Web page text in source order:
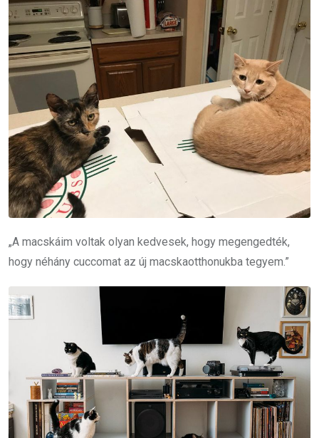
„A macskáim voltak olyan kedvesek, hogy megengedték,
hogy néhány cuccomat az új macskaotthonukba tegyem.”